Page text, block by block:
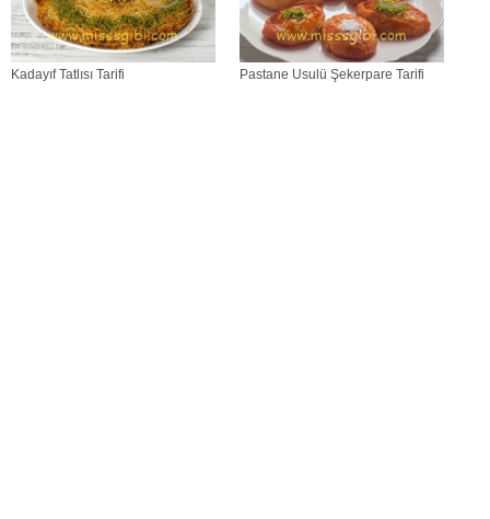
Kadayıf Tatlısı Tarifi Pastane Usulü Şekerpare Tarifi